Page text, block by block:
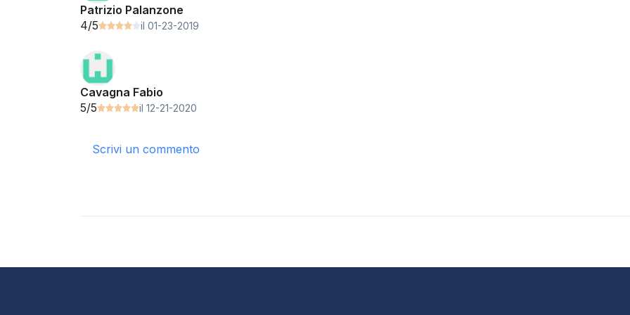
Patrizio Palanzone
4/5
il 01-23-2019
Cavagna Fabio
5/5
il 12-21-2020
Scrivi un commento